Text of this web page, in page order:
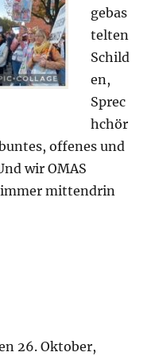
gebas
telten
Schild
en,
Sprec
hchör
offenes und
wir OMAS
immer mittendrin
26. Oktober,